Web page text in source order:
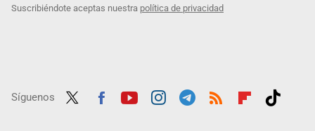
Suscribiéndote aceptas nuestra política de privacidad
Síguenos